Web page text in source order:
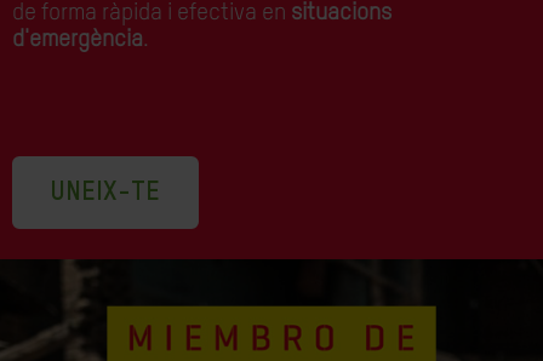
de forma ràpida i efectiva en situacions
d'emergència.
UNEIX-TE